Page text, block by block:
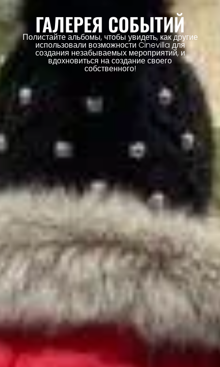
ГАЛЕРЕЯ СОБЫТИЙ
Полистайте альбомы, чтобы увидеть, как другие
использовали возможности Cinevilla для
создания незабываемых мероприятий, и
вдохновиться на создание своего
собственного!